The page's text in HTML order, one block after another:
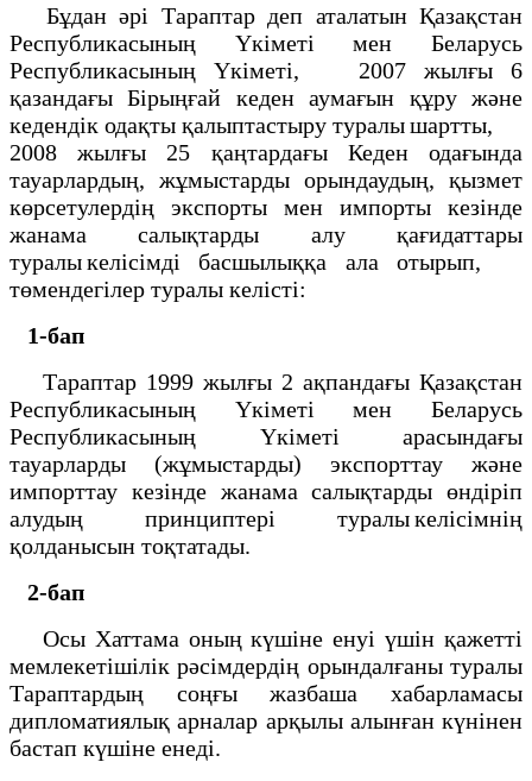
Бұдан әрі Тараптар деп аталатын Қазақстан
Республикасының Үкіметі мен Беларусь
Республикасының Үкіметі, 2007 жылғы 6
қазандағы Бірыңғай кеден аумағын құру және
кедендік одақты қалыптастыру туралы шартты,
2008 жылғы 25 қаңтардағы Кеден одағында
тауарлардың, жұмыстарды орындаудың, қызмет
көрсетулердің экспорты мен импорты кезінде
жанама салықтарды алу қағидаттары
туралы келісімді басшылыққа ала отырып,
төмендегілер туралы келісті:
1-бап
Тараптар 1999 жылғы 2 ақпандағы Қазақстан
Республикасының Үкіметі мен Беларусь
Республикасының Үкіметі арасындағы
тауарларды (жұмыстарды) экспорттау және
импорттау кезінде жанама салықтарды өндіріп
алудың принциптері туралы келісімнің
қолданысын тоқтатады.
2-бап
Осы Хаттама оның күшіне енуі үшін қажетті
мемлекетішілік рәсімдердің орындалғаны туралы
Тараптардың соңғы жазбаша хабарламасы
дипломатиялық арналар арқылы алынған күнінен
бастап күшіне енеді.